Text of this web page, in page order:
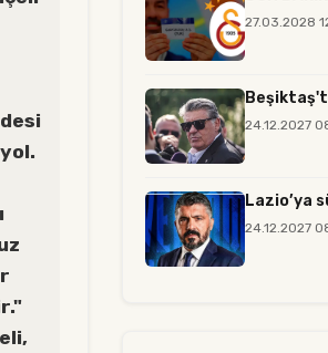
27.03.2028
24.12.2027
Lazio’ya
24.12.2027